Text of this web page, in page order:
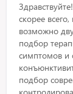
скорее
возможно
подбор
симптомов и
подбор